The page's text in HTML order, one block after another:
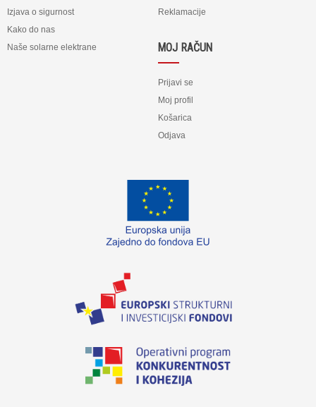
Izjava o sigurnost
Kako do nas
Naše solarne elektrane
Reklamacije
MOJ RAČUN
Prijavi se
Moj profil
Košarica
Odjava